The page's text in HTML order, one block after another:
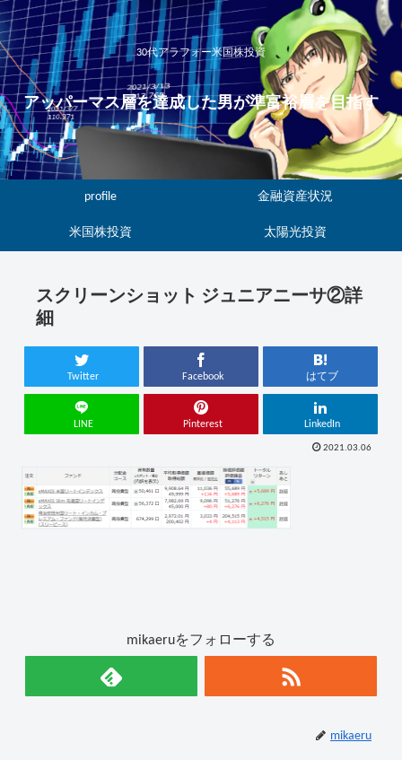
30代アラフォー米国株投資
アッパーマス層を達成した男が準富裕層を目指す
profile 金融資産状況
米国株投資 太陽光投資
スクリーンショット ジュニアニーサ②詳
細
Twitter Facebook はてブ
LINE Pinterest LinkedIn
2021.03.06
mikaeruをフォローする
mikaeru